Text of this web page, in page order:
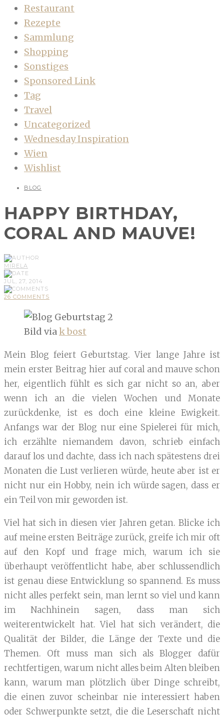
Restaurant
Rezepte
Sammlung
Shopping
Sonstiges
Sponsored Link
Tag
Travel
Uncategorized
Wednesday Inspiration
Wien
Wishlist
BLOG
HAPPY BIRTHDAY,
CORAL AND MAUVE!
MIRELA
JUL, 27, 2014
26 COMMENTS
Bild via k bost
Mein Blog feiert Geburtstag. Vier lange Jahre ist
mein erster Beitrag hier auf coral and mauve schon
her, eigentlich fühlt es sich gar nicht so an, aber
wenn ich an die vielen Wochen und Monate
zurückdenke, ist es doch eine kleine Ewigkeit.
Anfangs war der Blog nur eine Spielerei für mich,
ich erzählte niemandem davon, schrieb einfach
darauf los und dachte, dass ich nach spätestens drei
Monaten die Lust verlieren würde, heute aber ist er
nicht nur ein Hobby, nein ich würde sagen, dass er
ein Teil von mir geworden ist.
Viel hat sich in diesen vier Jahren getan. Blicke ich
auf meine ersten Beiträge zurück, greife ich mir oft
auf den Kopf und frage mich, warum ich sie
überhaupt veröffentlicht habe, aber schlussendlich
ist genau diese Entwicklung so spannend. Es muss
nicht alles perfekt sein, man lernt so viel und kann
im Nachhinein sagen, dass man sich
weiterentwickelt hat. Viel hat sich verändert, die
Qualität der Bilder, die Länge der Texte und die
Themen. Oft muss man sich als Blogger dafür
rechtfertigen, warum nicht alles beim Alten bleiben
kann, warum man plötzlich über Dinge schreibt,
die einen zuvor scheinbar nie interessiert haben
oder Schwerpunkte setzt, die die Leserschaft nicht